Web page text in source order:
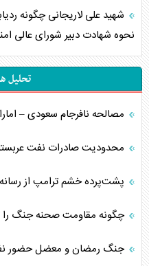
شهید علی لاریجانی چگونه
نحوه شهادت دبیر شورای عالی
تحلیل
مصالحه نافرجام سعودی –
محدودیت صادرات نفت
پشت‌پرده خشم ترامپ از
چگونه مقاومت صحنه جنگ را
جنگ رمضان و معضل حضور